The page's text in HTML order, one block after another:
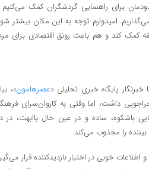
برای راهنمایی گردشگران کمک می‌کنیم
امیدوارم توجه به این مکان بیشتر
کند و هم باعث رونق اقتصادی برای
پایگاه خبری تحلیلی «عصرهامون»،
داشت، اما وقتی به کاروان‌سرای
باشکوه، ساده و در عین حال باابهت، در
را مجذوب می‌کند.
خوبی در اختیار بازدیدکننده قرار